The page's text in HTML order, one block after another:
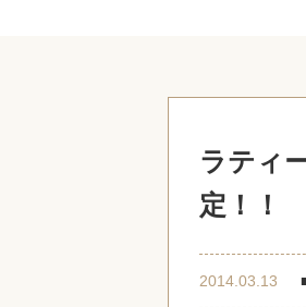
ラティ
定！！
2014.03.13